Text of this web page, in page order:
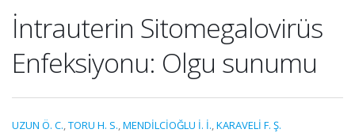
İntrauterin Sitomegalovirüs
Enfeksiyonu: Olgu sunumu
UZUN Ö. C.,TORU H. S.,MENDİLCİOĞLU İ. İ.,KARAVELİ F. Ş.